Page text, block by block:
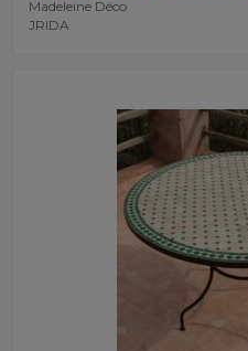
Madeleine Déco
JRIDA